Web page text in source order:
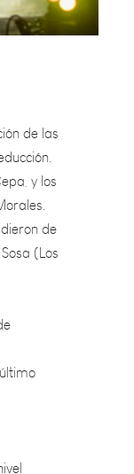
y los
de
(Los